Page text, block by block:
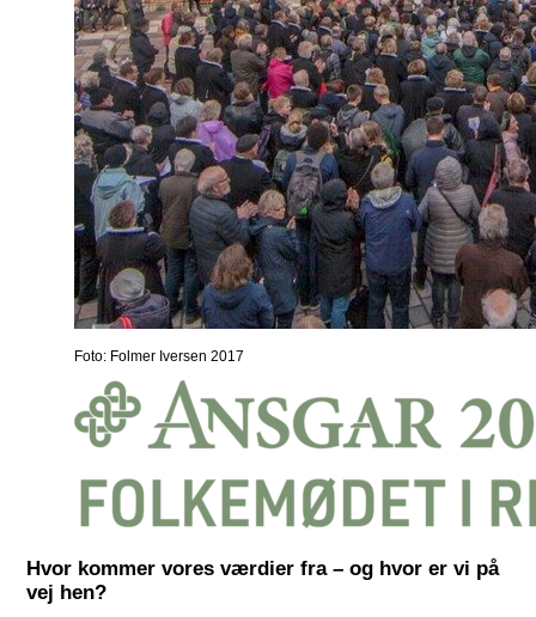
Foto: Folmer Iversen 2017
Hvor kommer vores værdier fra – og hvor er vi på
vej hen?